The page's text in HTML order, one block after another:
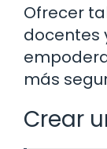
Ofrecer
docentes
más
Crear